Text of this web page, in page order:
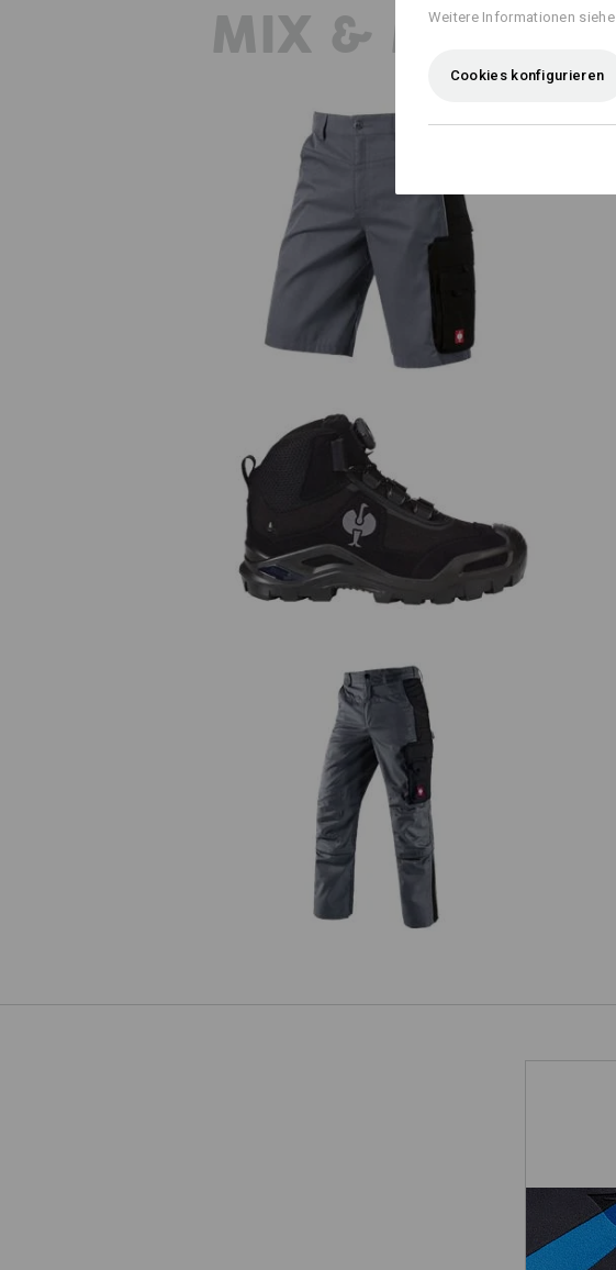
MIX & MATCH
Short e.s.active
S3 Sicherheitsschuhe e.s. Kastra II
mid
Zip-Off Bundhose e.s.active
Weitere Informationen siehe
Cookies konfigurieren